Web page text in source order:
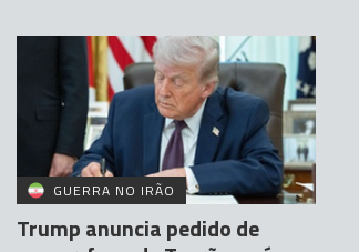
GUERRA NO IRÃO
Trump anuncia pedido de